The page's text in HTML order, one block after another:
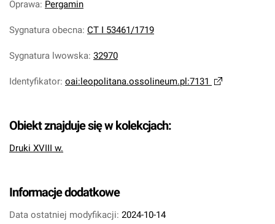
Oprawa: Pergamin
Sygnatura obecna: CT I 53461/1719
Sygnatura lwowska: 32970
Identyfikator: oai:leopolitana.ossolineum.pl:7131
Obiekt znajduje się w kolekcjach:
Druki XVIII w.
Informacje dodatkowe
Data ostatniej modyfikacji: 2024-10-14